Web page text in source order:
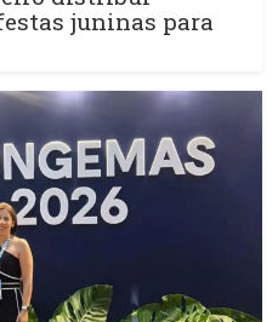
juninas para